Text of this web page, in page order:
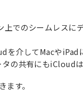
でのシームレスに
介してMacやiPad
の共有にもiCloudは
す。